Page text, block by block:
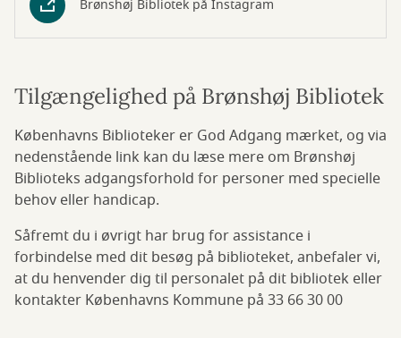
Brønshøj Bibliotek på Instagram
Tilgængelighed på Brønshøj Bibliotek
Københavns Biblioteker er God Adgang mærket, og via
nedenstående link kan du læse mere om Brønshøj
Biblioteks adgangsforhold for personer med specielle
behov eller handicap.
Såfremt du i øvrigt har brug for assistance i
forbindelse med dit besøg på biblioteket, anbefaler vi,
at du henvender dig til personalet på dit bibliotek eller
kontakter Københavns Kommune på 33 66 30 00